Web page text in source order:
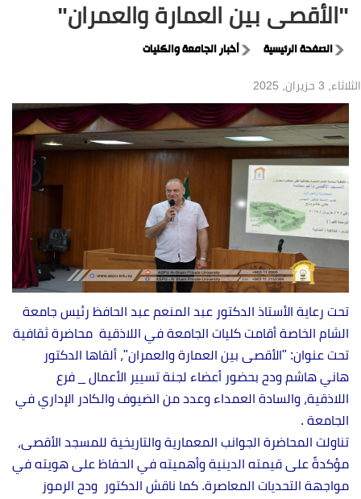
"الأقصى بين العمارة والعمران"
الصفحة الرئيسية أخبار الجامعة والكليات
الثلاثاء, 3 حزيران, 2025
تحت رعاية الأستاذ الدكتور عبد المنعم عبد الحافظ رئيس جامعة
الشام الخاصة أقامت كليات الجامعة في اللاذقية محاضرة ثقافية
تحت عنوان: "الأقصى بين العمارة والعمران"، ألقاها الدكتور
هاني هاشم ودح بحضور أعضاء لجنة تسيير الأعمال _ فرع
اللاذقية، والسادة العمداء وعدد من الضيوف والكادر الإداري في
الجامعة .
تناولت المحاضرة الجوانب المعمارية والتاريخية للمسجد الأقصى،
مؤكدةً على قيمته الدينية وأهميته في الحفاظ على هويته في
مواجهة التحديات المعاصرة. كما ناقش الدكتور ودح الرموز